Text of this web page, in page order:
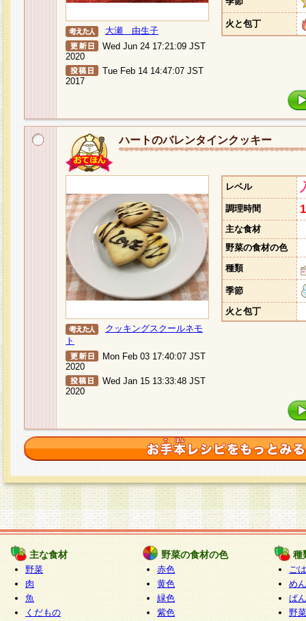
大瀬 由生子
Wed Jun 24 17:21:09 JST
2020
Tue Feb 14 14:47:07 JST
2017
火と包丁
ハートのバレンタインクッキー
クッキングスクールネモ
ト
Mon Feb 03 17:40:07 JST
2020
Wed Jan 15 13:33:48 JST
2020
レベル
調理時間
主な食材
野菜の食材の色
種類
季節
火と包丁
主な食材
野菜
肉
魚
くだもの
野菜の食材の色
赤色
黄色
緑色
紫色
種
ご
めん
ぱん
野